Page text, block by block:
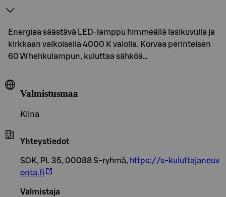
Energiaa säästävä LED-lamppu himmeällä lasikuvulla ja
kirkkaan valkoisella 4000 K valolla. Korvaa perinteisen
60 W hehkulampun, kuluttaa sähköä…
Valmistusmaa
Kiina
Yhteystiedot
SOK, PL 35, 00088 S-ryhmä, https://s-kuluttajaneuv
onta.fi
Valmistaja